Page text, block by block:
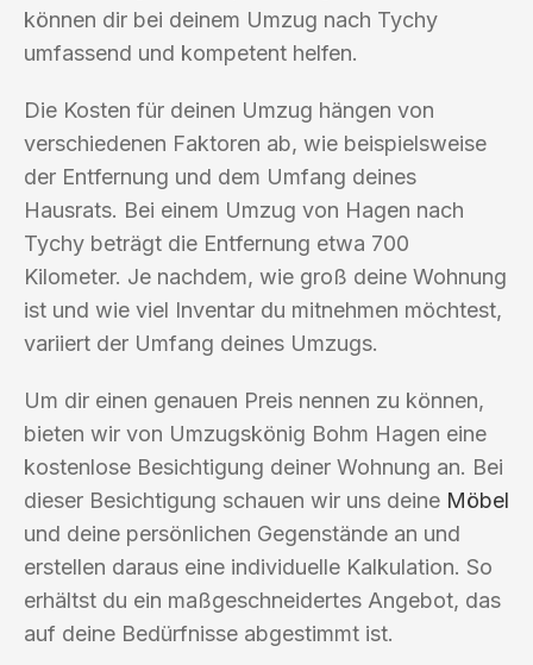
können dir bei deinem Umzug nach Tychy
umfassend und kompetent helfen.
Die Kosten für deinen Umzug hängen von
verschiedenen Faktoren ab, wie beispielsweise
der Entfernung und dem Umfang deines
Hausrats. Bei einem Umzug von Hagen nach
Tychy beträgt die Entfernung etwa 700
Kilometer. Je nachdem, wie groß deine Wohnung
ist und wie viel Inventar du mitnehmen möchtest,
variiert der Umfang deines Umzugs.
Um dir einen genauen Preis nennen zu können,
bieten wir von Umzugskönig Bohm Hagen eine
kostenlose Besichtigung deiner Wohnung an. Bei
dieser Besichtigung schauen wir uns deine Möbel
und deine persönlichen Gegenstände an und
erstellen daraus eine individuelle Kalkulation. So
erhältst du ein maßgeschneidertes Angebot, das
auf deine Bedürfnisse abgestimmt ist.